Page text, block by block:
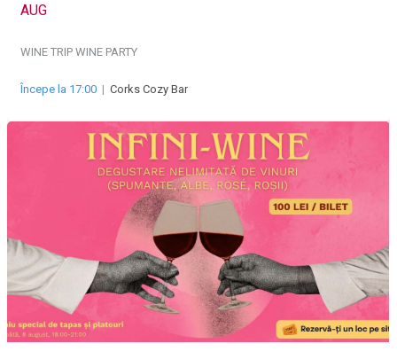
AUG
WINE TRIP WINE PARTY
Începe la 17:00 | Corks Cozy Bar